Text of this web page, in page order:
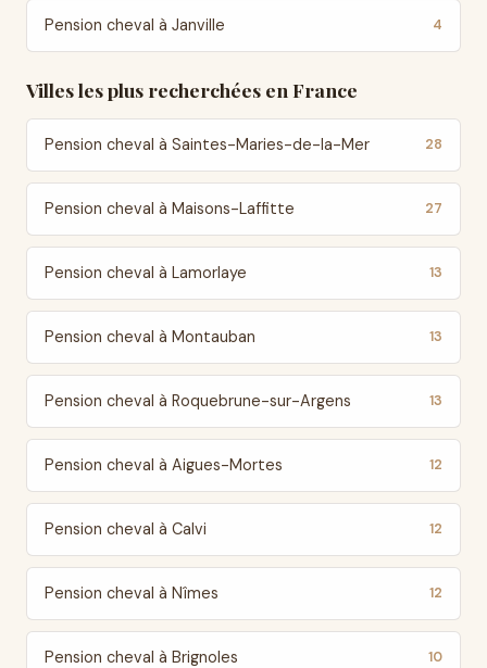
Pension cheval à Janville 4
Villes les plus recherchées en France
Pension cheval à Saintes-Maries-de-la-Mer 28
Pension cheval à Maisons-Laffitte 27
Pension cheval à Lamorlaye 13
Pension cheval à Montauban 13
Pension cheval à Roquebrune-sur-Argens 13
Pension cheval à Aigues-Mortes 12
Pension cheval à Calvi 12
Pension cheval à Nîmes 12
Pension cheval à Brignoles 10